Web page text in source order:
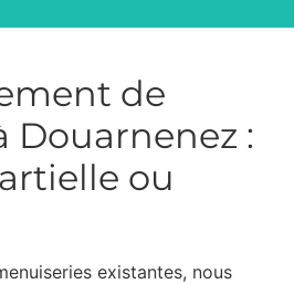
de
Douarnenez :
ou
existantes, nous